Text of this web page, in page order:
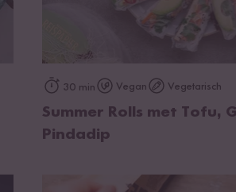
op
30 min Vegan Vegetarisch
Summer Rolls met Tofu,
Pindadip